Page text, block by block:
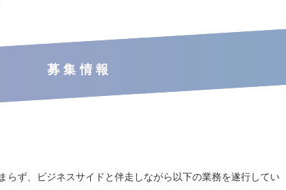
募集情報
らず、ビジネスサイドと伴走しながら以下の業務を遂行してい